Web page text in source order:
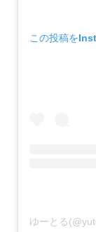
この投稿を
ゆーとる